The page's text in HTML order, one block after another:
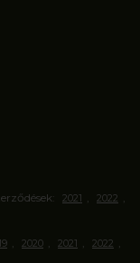
2021 , 2022 ,
, 2020 , 2021 , 2022 ,